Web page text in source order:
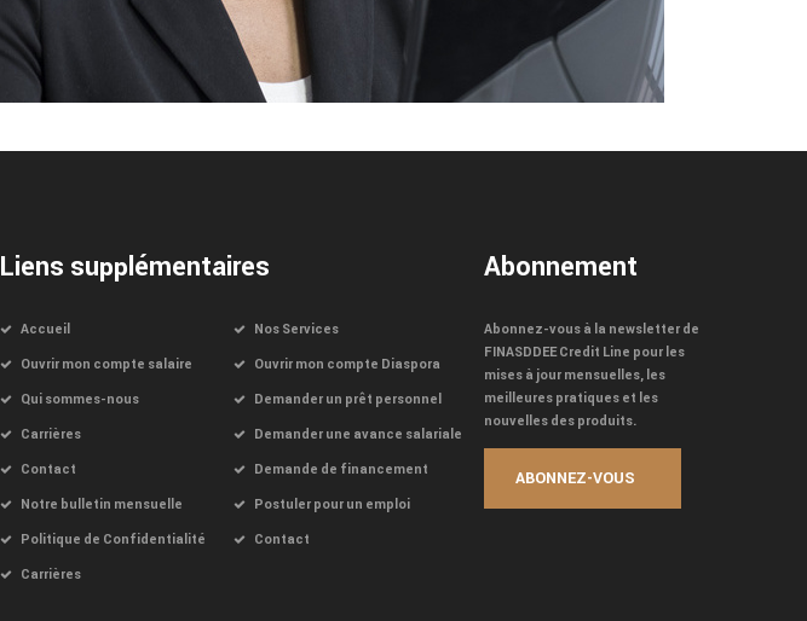
Liens supplémentaires
Accueil
Nos Services
Ouvrir mon compte salaire
Ouvrir mon compte Diaspora
Qui sommes-nous
Demander un prêt personnel
Carrières
Demander une avance salariale
Contact
Demande de financement
Notre bulletin mensuelle
Postuler pour un emploi
Politique de Confidentialité
Contact
Carrières
Abonnement
Abonnez-vous à la newsletter de
FINASDDEE Credit Line pour les
mises à jour mensuelles, les
meilleures pratiques et les
nouvelles des produits.